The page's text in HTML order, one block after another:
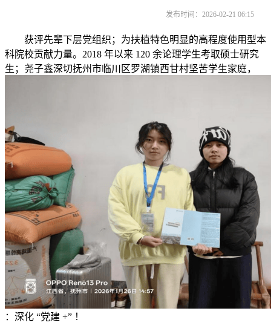
发布时间：2026-02-21 06:15
获评先辈下层党组织；为扶植特色明显的高程度使用型本
科院校贡献力量。2018 年以来 120 余论理学生考取硕士研究
生；尧子鑫深切抚州市临川区罗湖镇西甘村坚苦学生家庭，
：深化 “党建 +” ！